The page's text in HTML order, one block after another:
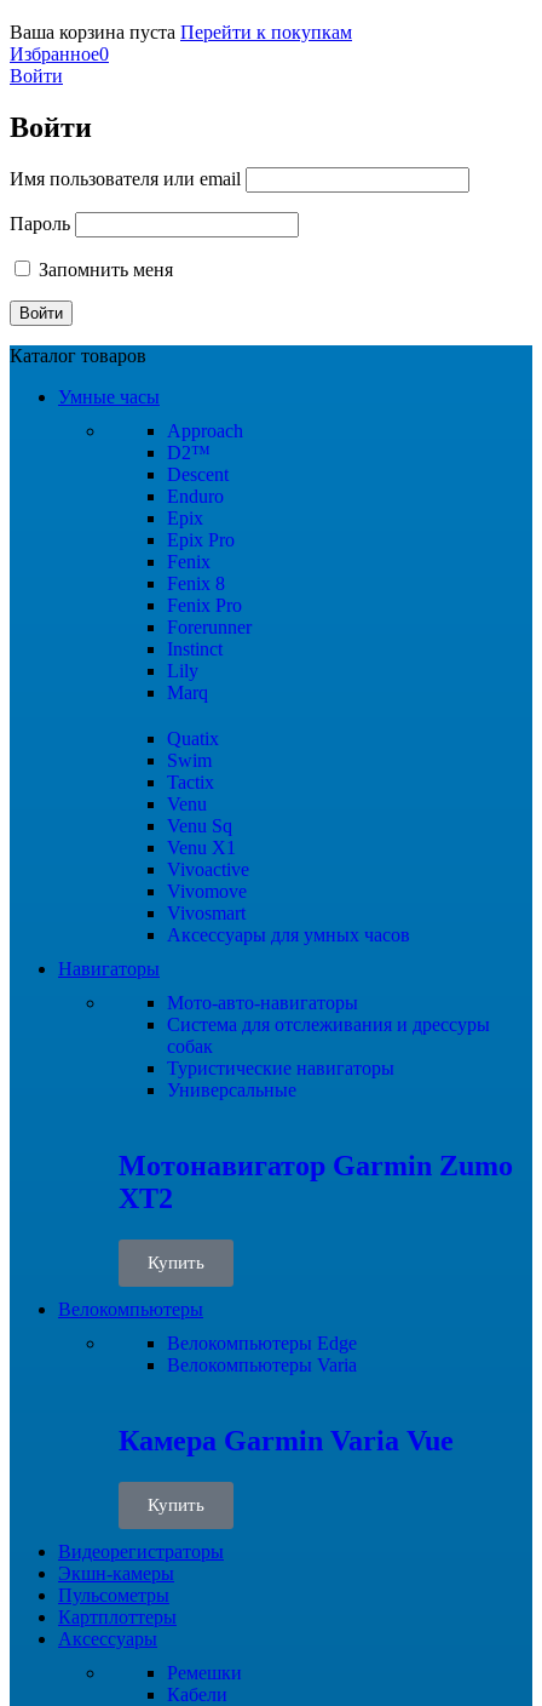
Ваша корзина пуста Перейти к покупкам
Избранное0
Войти
Войти
Имя пользователя или email
Пароль
Запомнить меня
Каталог товаров
Умные часы
Approach
D2™
Descent
Enduro
Epix
Epix Pro
Fenix
Fenix 8
Fenix Pro
Forerunner
Instinct
Lily
Marq
Quatix
Swim
Tactix
Venu
Venu Sq
Venu X1
Vivoactive
Vivomove
Vivosmart
Аксессуары для умных часов
Навигаторы
Мото-авто-навигаторы
Система для отслеживания и дрессуры
собак
Туристические навигаторы
Универсальные
Мотонавигатор Garmin Zumo
XT2
Купить
Велокомпьютеры
Велокомпьютеры Edge
Велокомпьютеры Varia
Камера Garmin Varia Vue
Купить
Видеорегистраторы
Экшн-камеры
Пульсометры
Картплоттеры
Аксессуары
Ремешки
Кабели